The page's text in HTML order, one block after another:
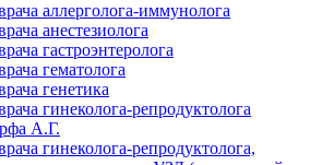
аллерголога-иммунолога
анестезиолога
гастроэнтеролога
гематолога
генетика
гинеколога-репродуктолога
А.Г.
гинеколога-репродуктолога,